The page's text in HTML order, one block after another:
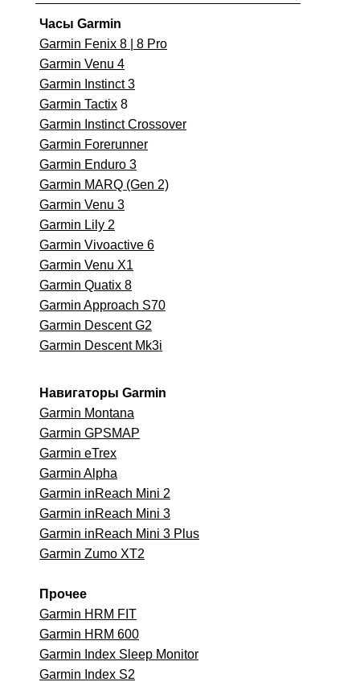
Часы Garmin
Garmin Fenix 8 | 8 Pro
Garmin Venu 4
Garmin Instinct 3
Garmin Tactix 8
Garmin Instinct Crossover
Garmin Forerunner
Garmin Enduro 3
Garmin MARQ (Gen 2)
Garmin Venu 3
Garmin Lily 2
Garmin Vivoactive 6
Garmin Venu X1
Garmin Quatix 8
Garmin Approach S70
Garmin Descent G2
Garmin Descent Mk3i
Навигаторы Garmin
Garmin Montana
Garmin GPSMAP
Garmin eTrex
Garmin Alpha
Garmin inReach Mini 2
Garmin inReach Mini 3
Garmin inReach Mini 3 Plus
Garmin Zumo XT2
Прочее
Garmin HRM FIT
Garmin HRM 600
Garmin Index Sleep Monitor
Garmin Index S2